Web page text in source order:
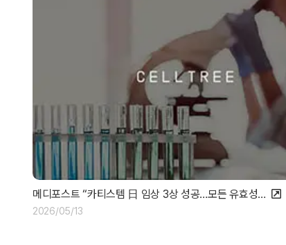
메디포스트 “카티스템 日 임상 3상 성공…모든 유효성…
2026/05/13